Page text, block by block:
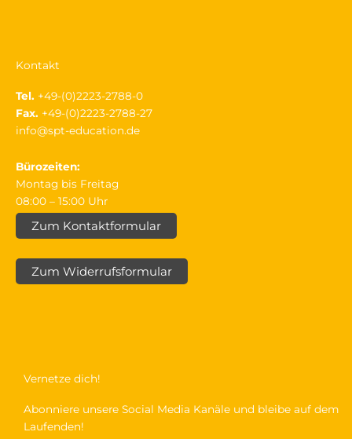
Kontakt
Tel. +49-(0)2223-2788-0
Fax. +49-(0)2223-2788-27
info@spt-education.de
Bürozeiten:
Montag bis Freitag
08:00 – 15:00 Uhr
Zum Kontaktformular
Zum Widerrufsformular
Vernetze dich!
Abonniere unsere Social Media Kanäle und bleibe auf dem
Laufenden!